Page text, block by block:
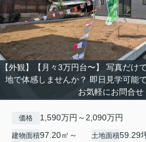
【外観】【月々3万円台〜】 写真だけ
地で体感しませんか？ 即日見学可能
お気軽にお問合せ
価格 1,590万円～2,090万円
建物面積97.20㎡～
土地面積59.29